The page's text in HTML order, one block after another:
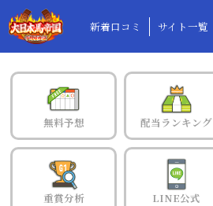
新着口コミ サイト一覧
無料予想 配当ランキング
重賞分析 LINE公式